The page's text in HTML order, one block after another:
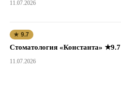
11.07.2026
★ 9.7
Стоматология «Константа» ★9.7
11.07.2026